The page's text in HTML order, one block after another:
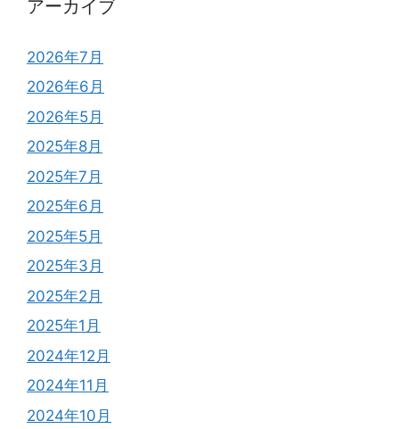
アーカイブ
2026年7月
2026年6月
2026年5月
2025年8月
2025年7月
2025年6月
2025年5月
2025年3月
2025年2月
2025年1月
2024年12月
2024年11月
2024年10月